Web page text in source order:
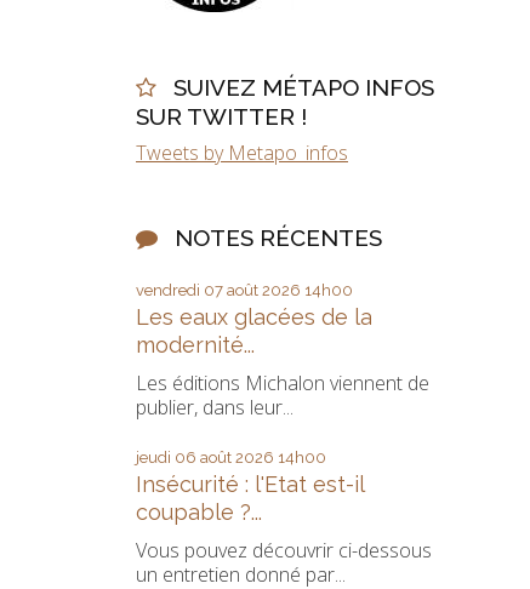
SUIVEZ MÉTAPO INFOS
SUR TWITTER !
Tweets by Metapo_infos
NOTES RÉCENTES
vendredi 07 août 2026 14h00
Les eaux glacées de la
modernité...
Les éditions Michalon viennent de
publier, dans leur...
jeudi 06 août 2026 14h00
Insécurité : l'Etat est-il
coupable ?...
Vous pouvez découvrir ci-dessous
un entretien donné par...